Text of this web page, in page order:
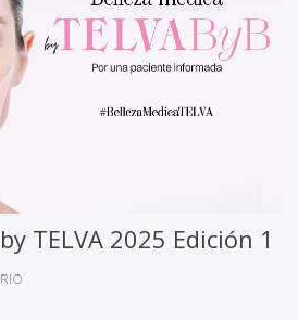
TELVA 2025 Edición 1